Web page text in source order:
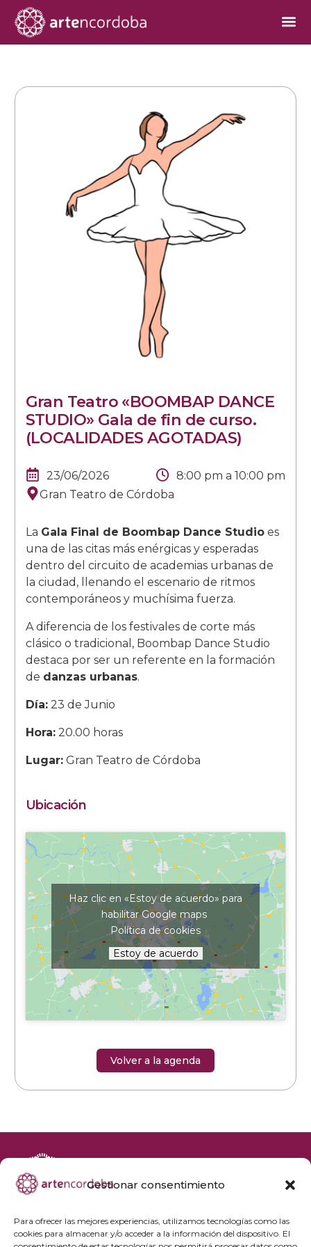
Gestionar consentimiento
Para ofrecer las mejores experiencias, utilizamos tecnologías como las
cookies para almacenar y/o acceder a la información del dispositivo. El
Gran Teatro «BOOMBAP DANCE
STUDIO» Gala de fin de curso.
(LOCALIDADES AGOTADAS)
23/06/2026 8:00 pm a 10:00 pm
Gran Teatro de Córdoba
La Gala Final de Boombap Dance Studioes
una de las citas más enérgicas y esperadas
dentro del circuito de academias urbanas de
la ciudad, llenando el escenario de ritmos
contemporáneos y muchísima fuerza.
A diferencia de los festivales de corte más
clásico o tradicional, Boombap Dance Studio
destaca por ser un referente en la formación
de danzas urbanas.
Día:23 de Junio
Hora:20.00 horas
Lugar:Gran Teatro de Córdoba
Ubicación
Haz clic en «Estoy de acuerdo» para
habilitar Google maps
Política de cookies
Estoy de acuerdo
Volver a la agenda
Agenda cultural